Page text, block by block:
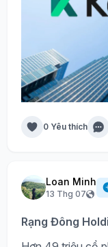
0 Yêu thích
Loan Minh
13 Thg 07
Rạng Đông